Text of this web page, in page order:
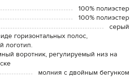
100% полиэстер
100% полиэстер
серый
горизонтальных полос,
логотип.
воротник, регулируемый низ на
молния с двойным бегунком